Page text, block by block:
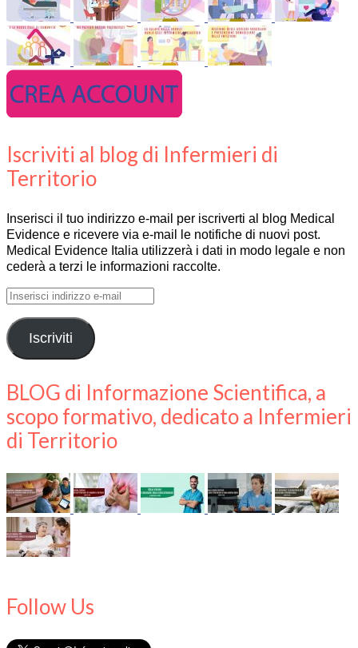
Iscriviti al blog di Infermieri di
Territorio
Inserisci il tuo indirizzo e-mail per iscriverti al blog Medical
Evidence e ricevere via e-mail le notifiche di nuovi post.
Medical Evidence Italia utilizzerà i dati in modo legale e non
cederà a terzi le informazioni raccolte.
Inserisci
e-
mail Iscriviti
BLOG di Informazione Scientifica, a
scopo formativo, dedicato a Infermieri
di Territorio
Follow Us